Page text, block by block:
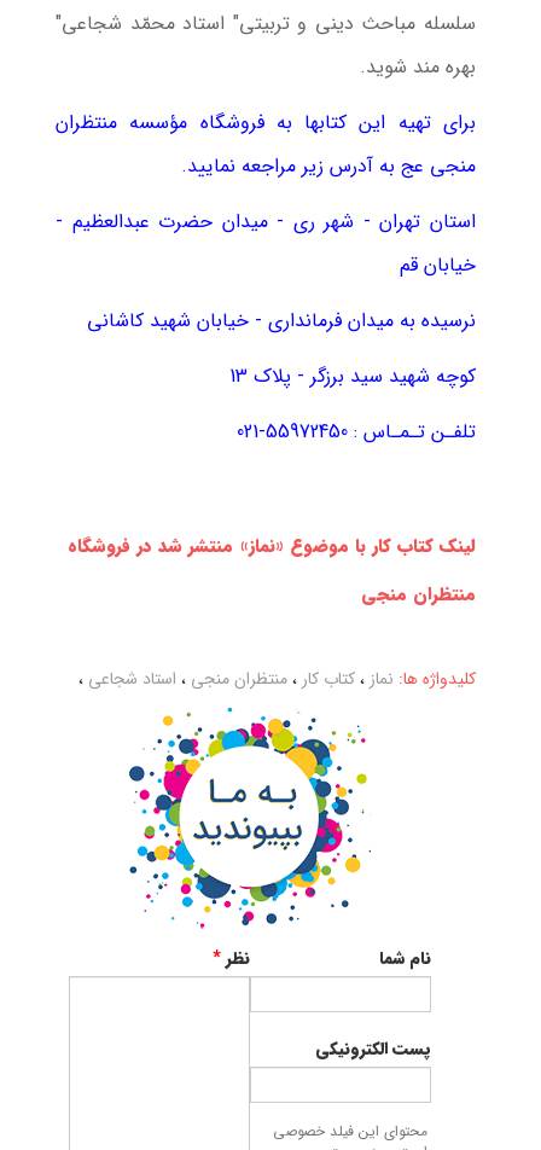
سلسله مباحث دینی و تربیتی" استاد محمّد شجاعی"
بهره مند شوید.
برای تهیه این کتابها به فروشگاه مؤسسه منتظران
منجی عج به آدرس زیر مراجعه نمایید.
استان تهران - شهر ری - میدان حضرت عبدالعظیم -
خیابان قم
نرسیده به میدان فرمانداری - خیابان شهید کاشانی
کوچه شهید سید برزگر - پلاک 13
تلفـن تـمـاس : 55972450-021
لینک کتاب کار با موضوع «نماز» منتشر شد در فروشگاه
منتظران منجی
کلیدواژه ها: نماز ،کتاب کار ،منتظران منجی ، استاد شجاعی ،
نام شما
پست الکترونیکی
محتوای این فیلد خصوصی
نظر*